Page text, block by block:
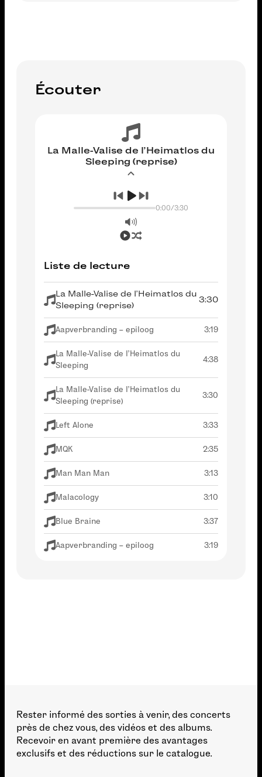
Écouter
La Malle-Valise de l’Heimatlos du
Sleeping (reprise)
0:00/3:30
Liste de lecture
La Malle-Valise de l’Heimatlos du
Sleeping (reprise)
3:30
Aapverbranding – epiloog 3:19
La Malle-Valise de l’Heimatlos du
Sleeping
4:38
La Malle-Valise de l’Heimatlos du
Sleeping (reprise)
3:30
Left Alone 3:33
MQK 2:35
Man Man Man 3:13
Malacology 3:10
Blue Braine 3:37
Aapverbranding – epiloog 3:19
Rester informé des sorties à venir, des concerts
près de chez vous, des vidéos et des albums.
Recevoir en avant première des avantages
exclusifs et des réductions sur le catalogue.